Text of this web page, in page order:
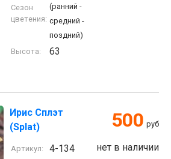
Сезон
цветения:
(ранний -
средний -
поздний)
Высота:
63
Ирис Сплэт
(Splat)
500 руб
нет в наличии
Артикул: 4-134